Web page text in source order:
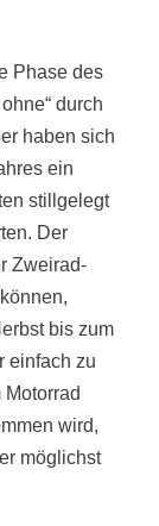
Phase des
durch
haben sich
ein
stillgelegt
Der
Zweirad-
bis zum
einfach zu
wird,
möglichst